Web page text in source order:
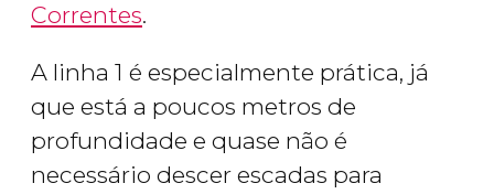
Correntes.
A linha 1 é especialmente prática, já
que está a poucos metros de
profundidade e quase não é
necessário descer escadas para